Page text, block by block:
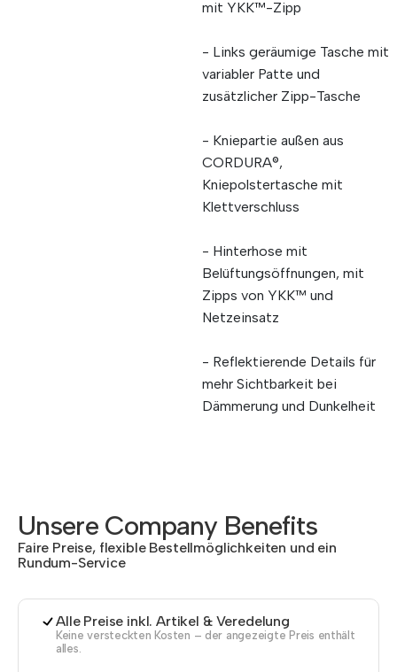
mit YKK™-Zipp
- Links geräumige Tasche mit
variabler Patte und
zusätzlicher Zipp-Tasche
- Kniepartie außen aus
CORDURA®,
Kniepolstertasche mit
Klettverschluss
- Hinterhose mit
Belüftungsöffnungen, mit
Zipps von YKK™ und
Netzeinsatz
- Reflektierende Details für
mehr Sichtbarkeit bei
Dämmerung und Dunkelheit
Unsere Company Benefits
Faire Preise, flexible Bestellmöglichkeiten und ein
Rundum-Service
Alle Preise inkl. Artikel & Veredelung
Keine versteckten Kosten – der angezeigte Preis enthält
alles.